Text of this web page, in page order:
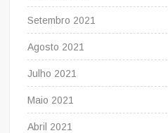
Setembro 2021
Agosto 2021
Julho 2021
Maio 2021
Abril 2021